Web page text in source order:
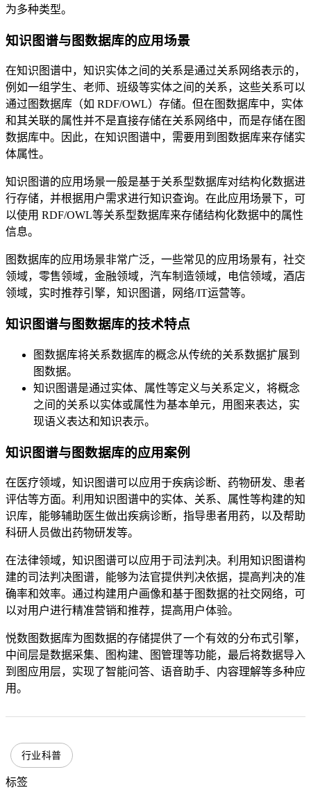
为多种类型。
知识图谱与图数据库的应用场景
在知识图谱中，知识实体之间的关系是通过关系网络表示的，
例如一组学生、老师、班级等实体之间的关系，这些关系可以
通过图数据库（如 RDF/OWL）存储。但在图数据库中，实体
和其关联的属性并不是直接存储在关系网络中，而是存储在图
数据库中。因此，在知识图谱中，需要用到图数据库来存储实
体属性。
知识图谱的应用场景一般是基于关系型数据库对结构化数据进
行存储，并根据用户需求进行知识查询。在此应用场景下，可
以使用 RDF/OWL等关系型数据库来存储结构化数据中的属性
信息。
图数据库的应用场景非常广泛，一些常见的应用场景有，社交
领域，零售领域，金融领域，汽车制造领域，电信领域，酒店
领域，实时推荐引擎，知识图谱，网络/IT运营等。
知识图谱与图数据库的技术特点
图数据库将关系数据库的概念从传统的关系数据扩展到
图数据。
知识图谱是通过实体、属性等定义与关系定义，将概念
之间的关系以实体或属性为基本单元，用图来表达，实
现语义表达和知识表示。
知识图谱与图数据库的应用案例
在医疗领域，知识图谱可以应用于疾病诊断、药物研发、患者
评估等方面。利用知识图谱中的实体、关系、属性等构建的知
识库，能够辅助医生做出疾病诊断，指导患者用药，以及帮助
科研人员做出药物研发等。
在法律领域，知识图谱可以应用于司法判决。利用知识图谱构
建的司法判决图谱，能够为法官提供判决依据，提高判决的准
确率和效率。通过构建用户画像和基于图数据的社交网络，可
以对用户进行精准营销和推荐，提高用户体验。
悦数图数据库为图数据的存储提供了一个有效的分布式引擎，
中间层是数据采集、图构建、图管理等功能，最后将数据导入
到图应用层，实现了智能问答、语音助手、内容理解等多种应
用。
行业科普
标签